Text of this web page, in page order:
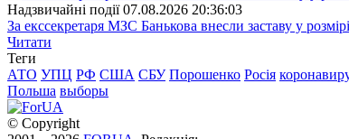
Надзвичайні події 07.08.2026 20:36:03
За екссекретаря МЗС Банькова внесли заставу у
Читати
Теги
АТО УПЦ РФ США СБУ Порошенко Росія
Польша выборы
© Copyright